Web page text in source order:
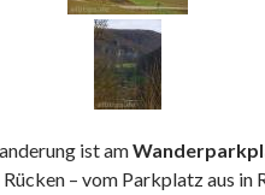
ist am
Rücken – vom Parkplatz aus